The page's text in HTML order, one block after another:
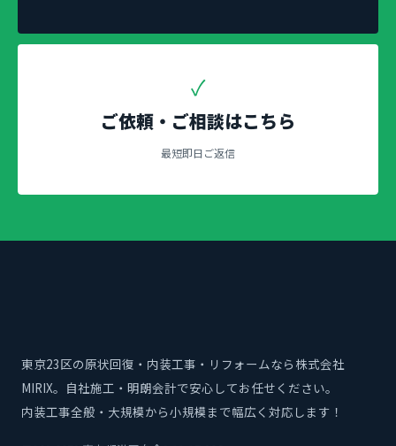
✓
ご依頼・ご相談はこちら
最短即日ご返信
東京23区の原状回復・内装工事・リフォームなら株式会社
MIRIX。自社施工・明朗会計で安心してお任せください。
内装工事全般・大規模から小規模まで幅広く対応します！